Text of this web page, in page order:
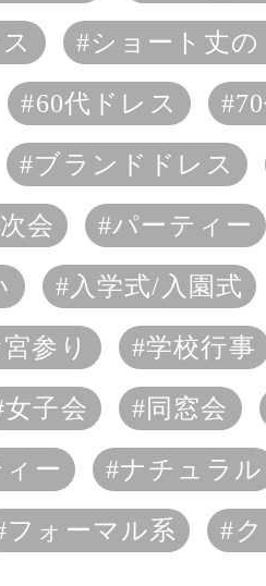
#ショート丈
#60代ドレス
#ブランドドレス
会 #パーティー
#入学式/入園式
参り #学校行事
女子会 #同窓会
ー #ナチュラル
フォーマル系 #